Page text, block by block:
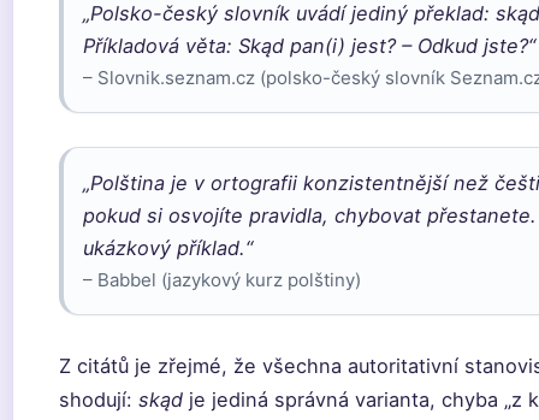
„Polsko-český slovník uvádí jediný překlad: skąd
Příkladová věta: Skąd pan(i) jest?– Odkud jste?“
– Slovnik.seznam.cz (polsko-český slovník
„Polština je v ortografii konzistentnější než
pokud si osvojíte pravidla, chybovat
ukázkový příklad.“
– Babbel (jazykový kurz polštiny)
Z citátů je zřejmé, že všechna autoritativní
shodují: skąd je jediná správná varianta, chyba „z